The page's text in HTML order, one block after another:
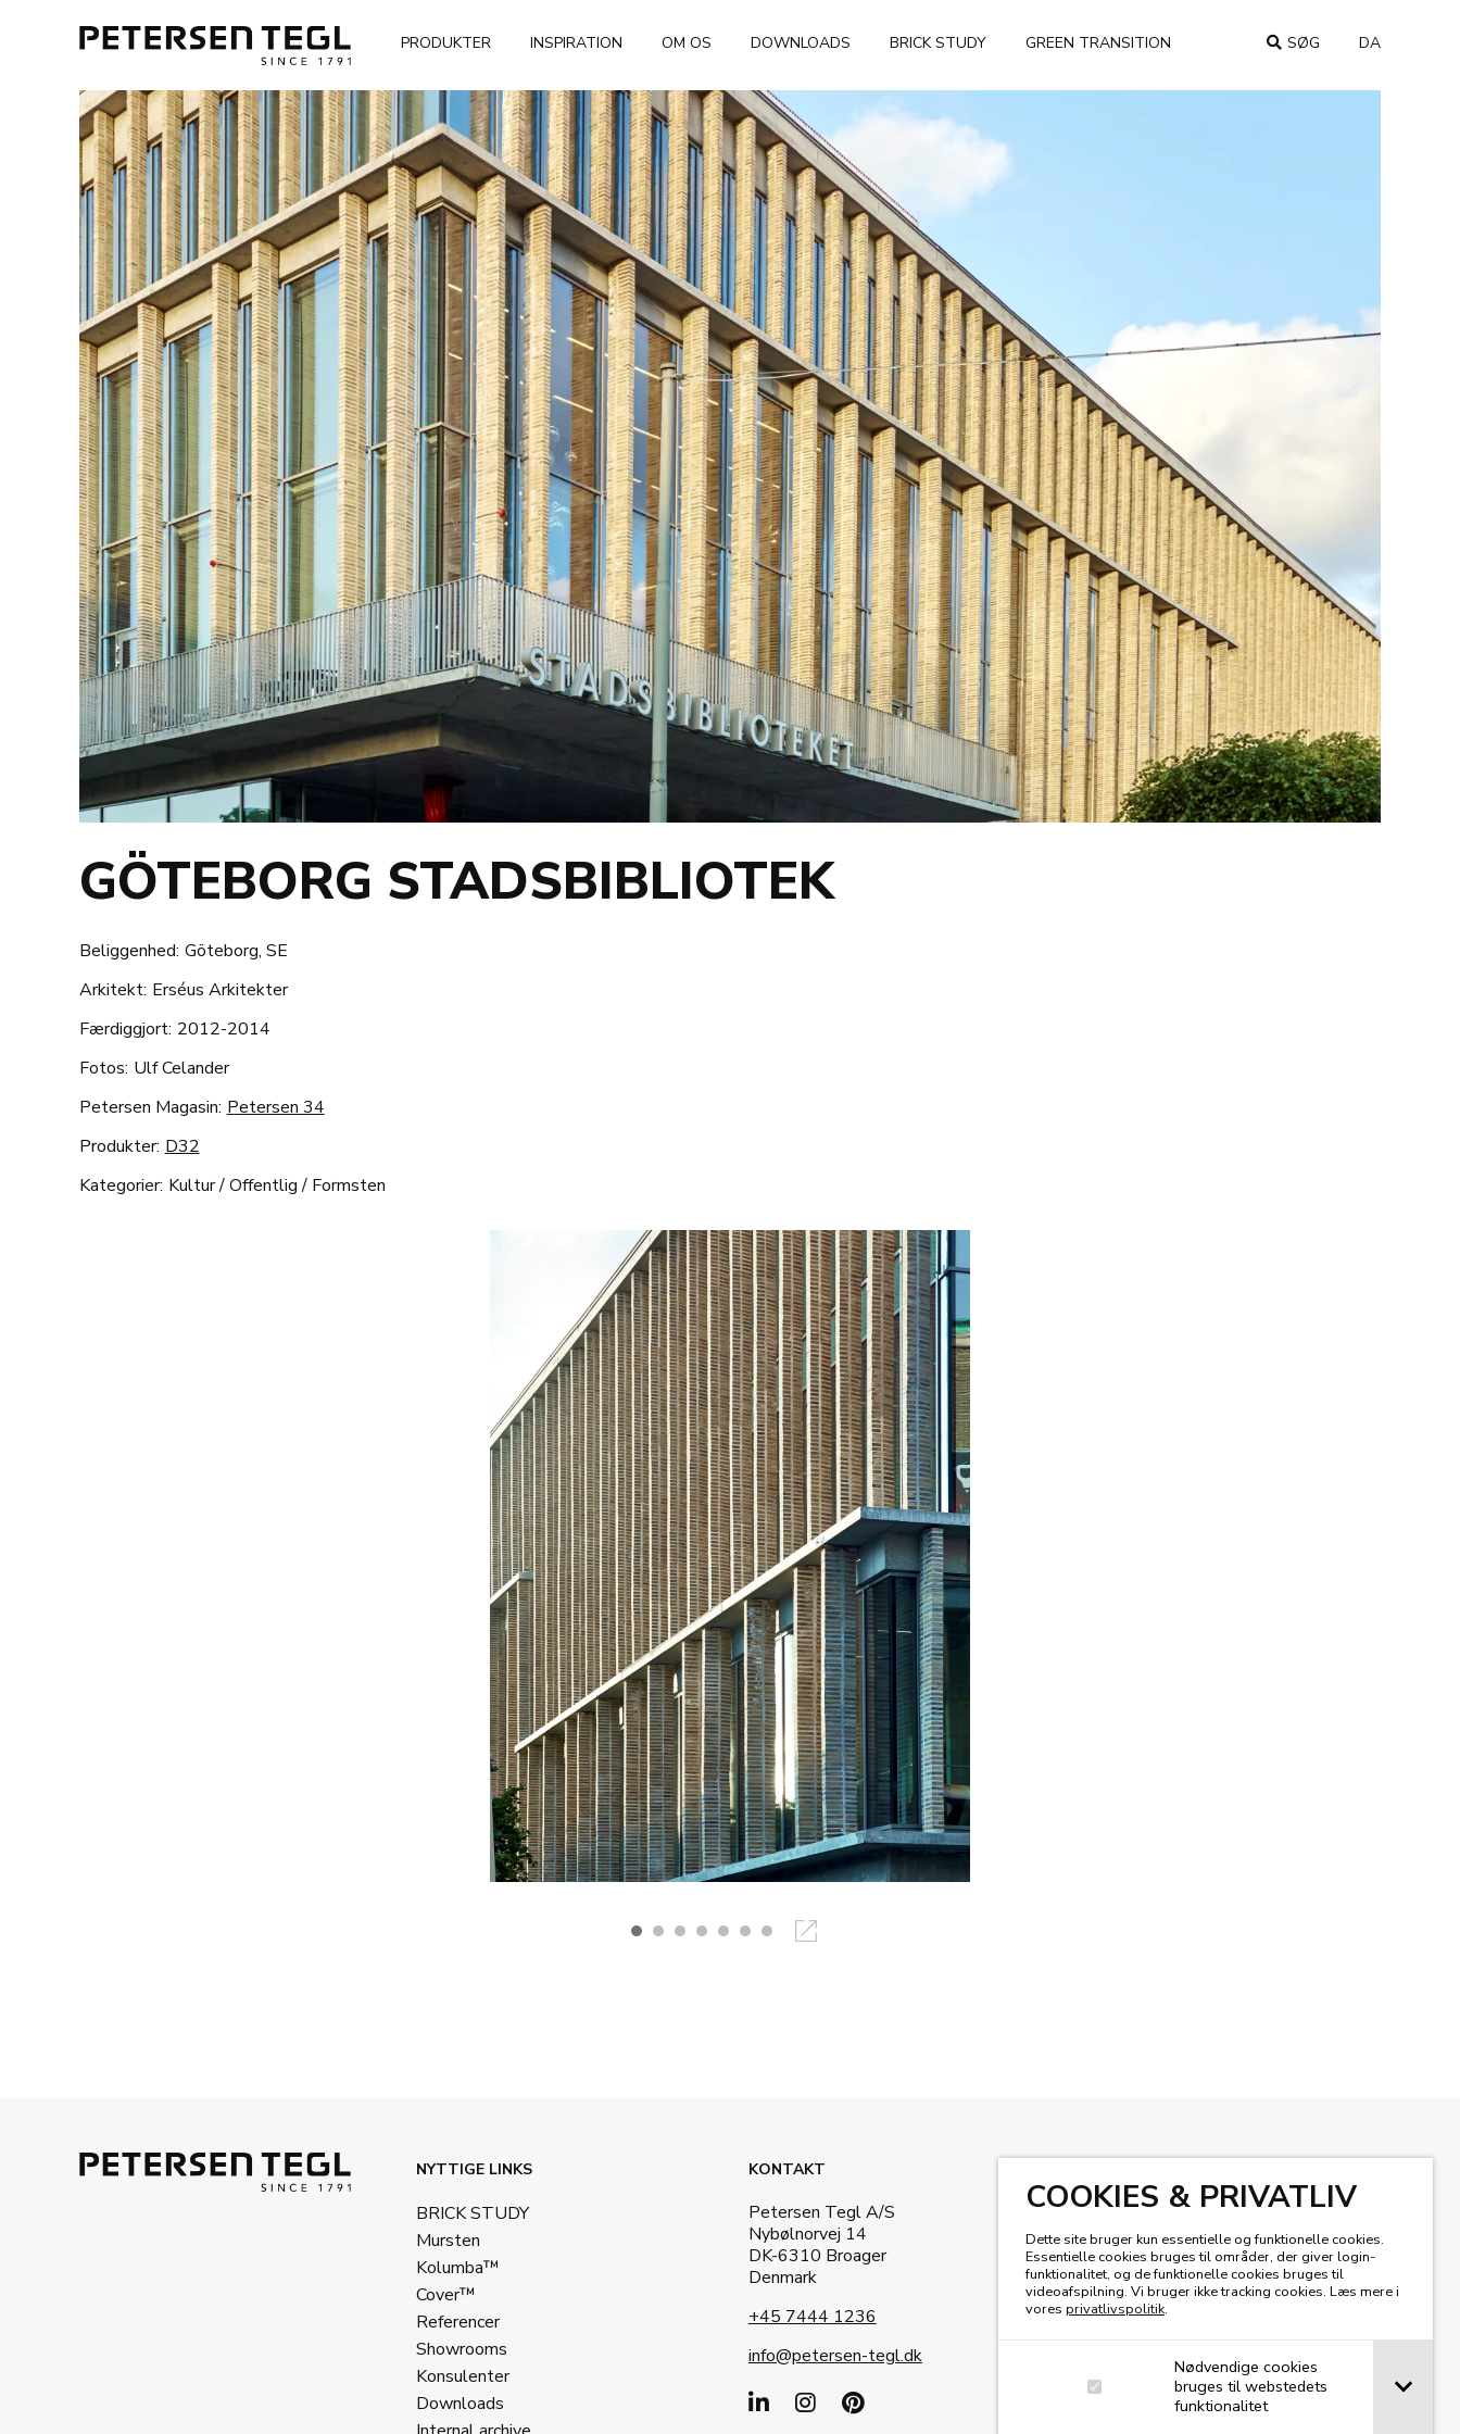
PRODUKTER INSPIRATION OM OS DOWNLOADS BRICK STUDY GREEN TRANSITION SØG DA
COOKIES & PRIVATLIV
Dette site bruger kun essentielle og funktionelle cookies.
Essentielle cookies bruges til områder, der giver login-
funktionalitet, og de funktionelle cookies bruges til
videoafspilning. Vi bruger ikke tracking cookies. Læs mere i
vores privatlivspolitik.
Nødvendige cookies
bruges til webstedets
funktionalitet
GÖTEBORG STADSBIBLIOTEK
Beliggenhed: Göteborg, SE
Arkitekt: Erséus Arkitekter
Færdiggjort: 2012-2014
Fotos: Ulf Celander
Petersen Magasin: Petersen 34
Produkter: D32
Kategorier: Kultur/ Offentlig / Formsten
NYTTIGE LINKS
BRICK STUDY
Mursten
Kolumba™
Cover™
Referencer
Showrooms
Konsulenter
Downloads
KONTAKT
Petersen Tegl A/S
Nybølnorvej 14
DK-6310 Broager
Denmark
+45 7444 1236
info@petersen-tegl.dk